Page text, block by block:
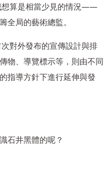
想算是相當少見的情況——
全局的藝術總監。
對外發布的宣傳設計與排
物、導覽標示等，則由不同
指導方針下進行延伸與發
石井黑體的呢？